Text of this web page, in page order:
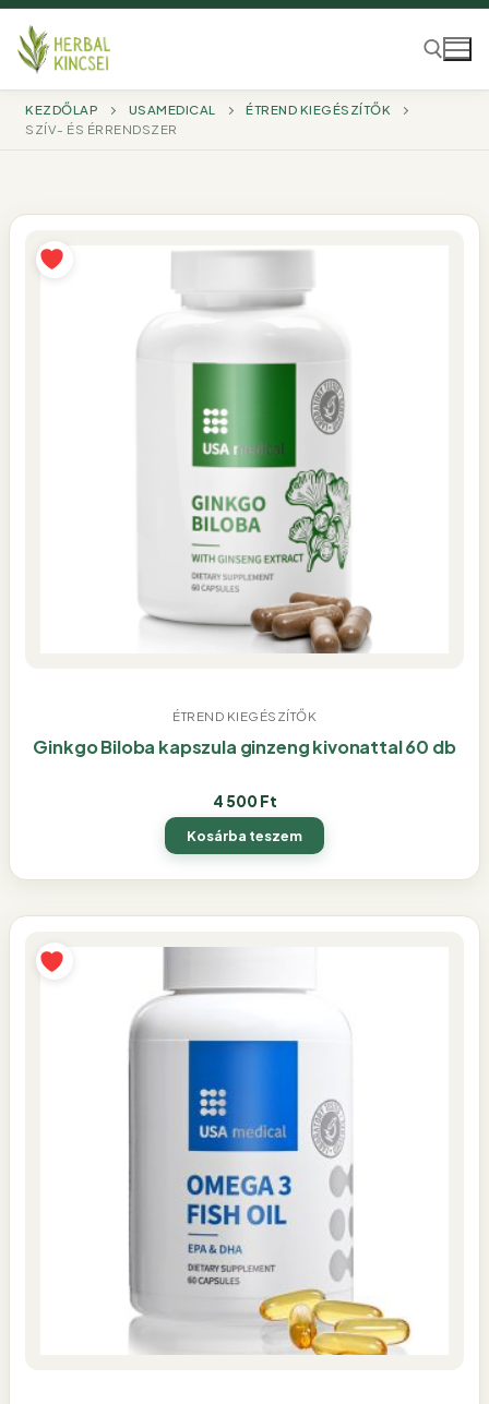
Ugrás
tartalomra
KEZDŐLAP USAMEDICAL
ÉTREND KIEGÉSZÍTŐK
SZÍV- ÉS ÉRRENDSZER
ÉTREND KIEGÉSZÍTŐK
Ginkgo Biloba kapszula ginzeng kivonattal 60 db
4 500 Ft
Kosárba teszem